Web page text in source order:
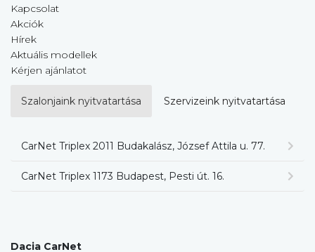
Kapcsolat
Akciók
Hírek
Aktuális modellek
Kérjen ajánlatot
Szalonjaink nyitvatartása Szervizeink nyitvatartása
CarNet Triplex 2011 Budakalász, József Attila u. 77.
CarNet Triplex 1173 Budapest, Pesti út. 16.
Dacia CarNet